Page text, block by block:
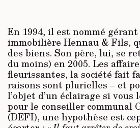
En 1994, il est nommé
immobilière Hennau & Fils,
des biens. Son père, lui, se
du moins) en 2005. Les
fleurissantes, la société fait
raisons sont plurielles – et
l’objet d’un éclairage si vous
pour le conseiller communal
(DEFI), une hypothèse est